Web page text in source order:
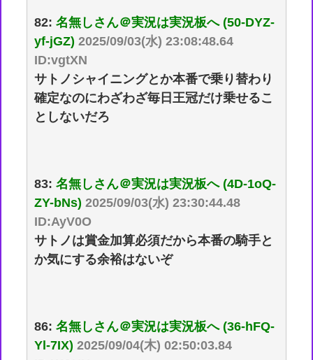
82:名無しさん＠実況は実況板へ (50-DYZ-
yf-jGZ) 2025/09/03(水) 23:08:48.64
ID:vgtXN
サトノシャイニングとか本番で乗り替わり
確定なのにわざわざ毎日王冠だけ乗せるこ
としないだろ
83:名無しさん＠実況は実況板へ (4D-1oQ-
ZY-bNs) 2025/09/03(水) 23:30:44.48
ID:AyV0O
サトノは賞金加算必須だから本番の騎手と
か気にする余裕はないぞ
86:名無しさん＠実況は実況板へ (36-hFQ-
Yl-7IX) 2025/09/04(木) 02:50:03.84